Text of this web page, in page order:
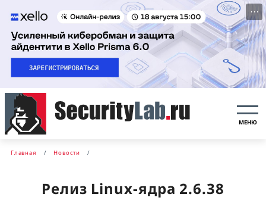
···
МЕНЮ
Главная Новости
Релиз Linux-ядра 2.6.38